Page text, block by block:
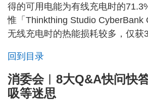
得的可用电能为有线充电时的
惟「Thinkthing Studio CyberBank
无线充电时的热能损耗较多，仅获3
回到目录
消委会︱8大Q&A快问快
吸等迷思